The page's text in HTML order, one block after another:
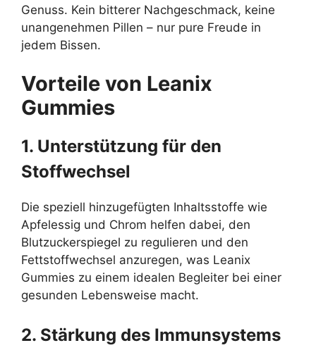
Genuss. Kein bitterer Nachgeschmack, keine
unangenehmen Pillen – nur pure Freude in
jedem Bissen.
Vorteile von Leanix
Gummies
1. Unterstützung für den
Stoffwechsel
Die speziell hinzugefügten Inhaltsstoffe wie
Apfelessig und Chrom helfen dabei, den
Blutzuckerspiegel zu regulieren und den
Fettstoffwechsel anzuregen, was Leanix
Gummies zu einem idealen Begleiter bei einer
gesunden Lebensweise macht.
2. Stärkung des Immunsystems